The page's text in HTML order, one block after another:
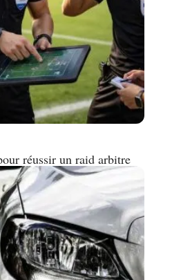
réussir un raid arbitre